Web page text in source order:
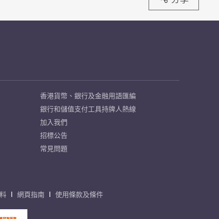
香港貨幣、銀行及金融用語匯編
銀行和儲值支付工具持牌人熱線
加入我們
招標公告
常見問題
網頁指南 使用條款及條件